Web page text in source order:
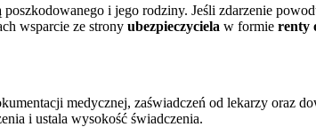
i jego rodziny. Jeśli zdarzenie
wsparcie ze strony ubezpieczyciela w formie renty
medycznej, zaświadczeń od lekarzy oraz
i ustala wysokość świadczenia.